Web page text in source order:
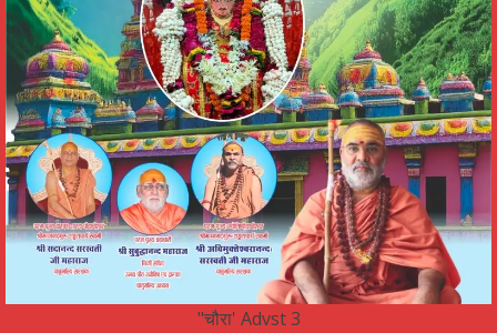
"चौरा' Advst 3